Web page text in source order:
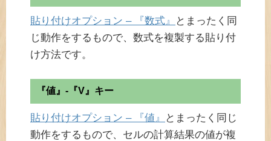
貼り付けオプション – 『数式』
とまったく同
じ動作をするもので、数式を複製する貼り付
け方法です。
『値』-『V』キー
貼り付けオプション – 『値』
とまったく同じ
動作をするもので、セルの計算結果の値が複